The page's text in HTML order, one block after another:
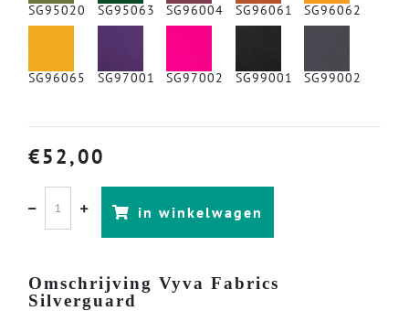
SG95020 SG95063 SG96004 SG96061 SG96062
SG96065 SG97001 SG97002 SG99001 SG99002
€52,00
in winkelwagen
Omschrijving Vyva Fabrics
Silverguard